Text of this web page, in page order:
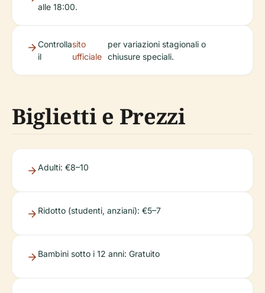
alle 18:00.
Controlla
il
sito
ufficiale
per variazioni stagionali o
chiusure speciali.
Biglietti e Prezzi
Adulti: €8–10
Ridotto (studenti, anziani): €5–7
Bambini sotto i 12 anni: Gratuito